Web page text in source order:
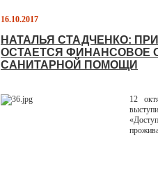
16.10.2017
НАТАЛЬЯ СТАДЧЕНКО:
ОСТАЕТСЯ ФИНАНСОВОЕ
САНИТАРНОЙ ПОМОЩИ
12